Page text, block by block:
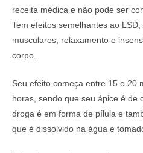
receita médica e não pode ser
Tem efeitos semelhantes ao
musculares, relaxamento e
corpo.
Seu efeito começa entre 15 e 20
horas, sendo que seu ápice é de
droga é em forma de pílula e
que é dissolvido na água e